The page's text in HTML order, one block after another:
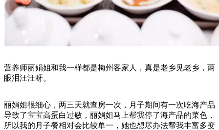
营养师丽娟姐和我一样都是梅州客家人，真是老乡见老乡，两
眼泪汪汪呀。
丽娟姐很细心，两三天就查房一次，月子期间有一次吃海产品
导致了宝宝高蛋白过敏，丽娟姐马上帮我停了海产品的菜色，
所以我的月子餐相对会比较单一，她也想尽办法帮我丰富多变